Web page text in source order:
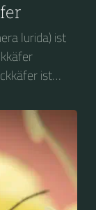
lurida) ist
ist